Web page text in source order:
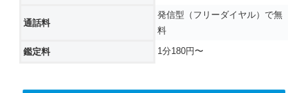
通話料
発信型（フリーダイヤル）で無
料
鑑定料 1分180円〜